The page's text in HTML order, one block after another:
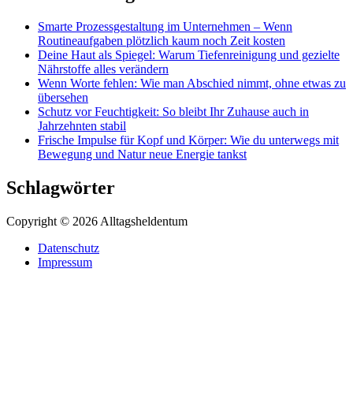
Smarte Prozessgestaltung im Unternehmen – Wenn
Routineaufgaben plötzlich kaum noch Zeit kosten
Deine Haut als Spiegel: Warum Tiefenreinigung und gezielte
Nährstoffe alles verändern
Wenn Worte fehlen: Wie man Abschied nimmt, ohne etwas zu
übersehen
Schutz vor Feuchtigkeit: So bleibt Ihr Zuhause auch in
Jahrzehnten stabil
Frische Impulse für Kopf und Körper: Wie du unterwegs mit
Bewegung und Natur neue Energie tankst
Schlagwörter
Copyright © 2026 Alltagsheldentum
Datenschutz
Impressum